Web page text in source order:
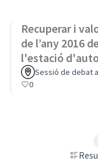
Recuperar i
de l’any 2016
l'estació
Sessió de debat
0